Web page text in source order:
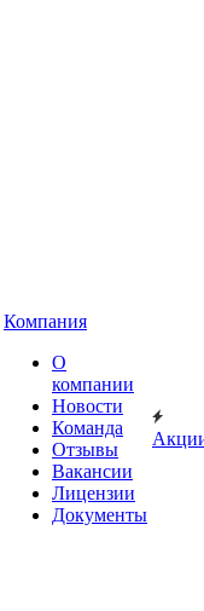
Компания
О
компании
Новости
Команда
Отзывы
Вакансии
Лицензии
Документы